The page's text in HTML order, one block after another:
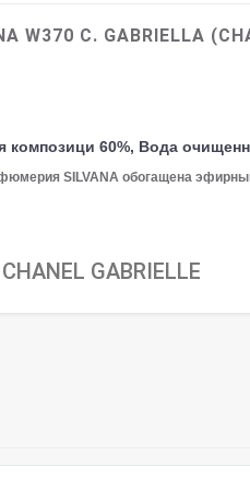
C. GABRIELLA
60%, Вода
SILVANA обогащена
CHANEL GABRIELLE